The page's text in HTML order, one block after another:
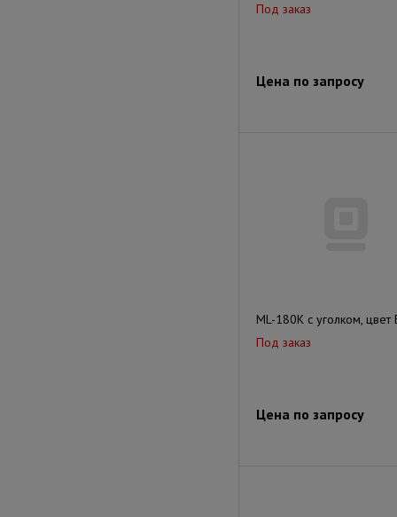
Под заказ
Цена по запросу
ML-180K с уголком, цвет
Под заказ
Цена по запросу